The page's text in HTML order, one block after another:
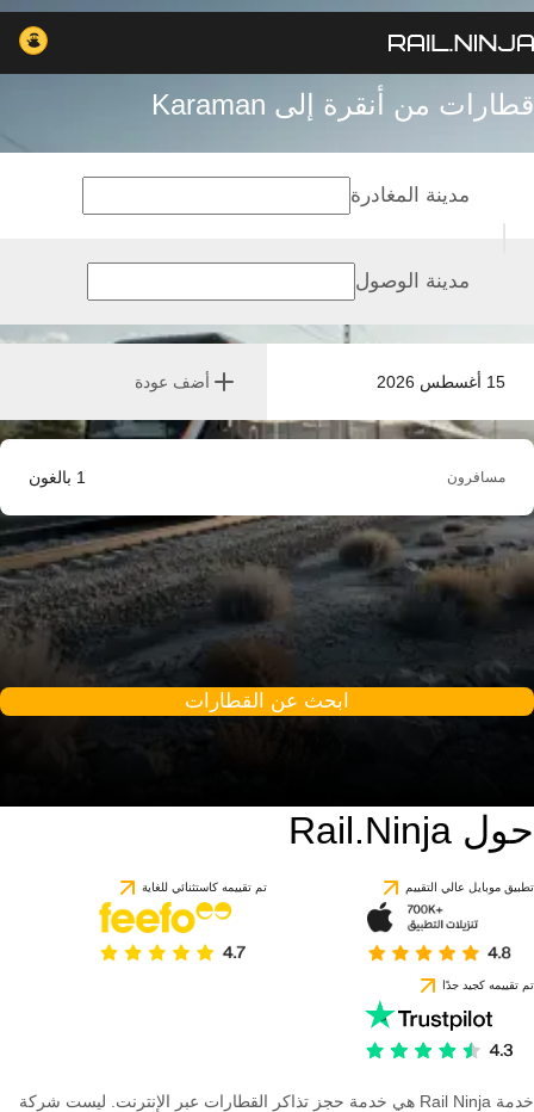
قطارات من أنقرة إلى Karaman
15 أغسطس 2026 أضف عودة
مدينة المغادرة
مدينة الوصول
مسافرون 1 بالغون
ابحث عن القطارات
حول Rail.Ninja
تطبيق موبايل عالي التقييم تم تقييمه كاستثنائي للغاية
تم تقييمه كجيد جدًا
خدمة Rail Ninja هي خدمة حجز تذاكر القطارات عبر الإنترنت. ليست شركة